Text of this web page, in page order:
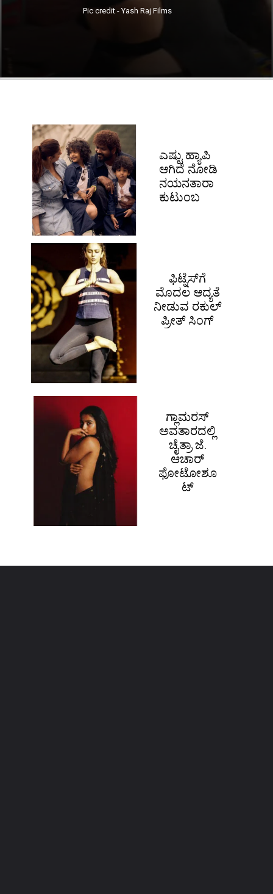
Pic credit - Yash Raj Films
ಗ್ಲಾಮರಸ್
ಅವತಾರದಲ್ಲಿ
ಚೈತ್ರಾ ಜೆ.
ಆಚಾರ್
ಫೋಟೋಶೂ
ಟ್
ಫಿಟ್ನೆಸ್​ಗೆ
ಮೊದಲ ಆದ್ಯತೆ
ನೀಡುವ ರಕುಲ್
ಪ್ರೀತ್ ಸಿಂಗ್
ಎಷ್ಟು ಹ್ಯಾಪಿ
ಆಗಿದೆ ನೋಡಿ
ನಯನತಾರಾ
ಕುಟುಂಬ